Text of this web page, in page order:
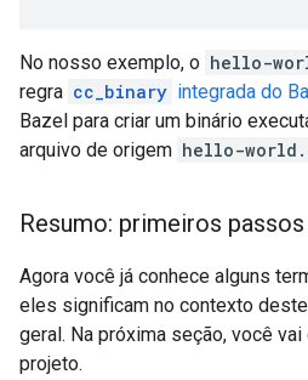
No nosso exemplo, o hello-
regra cc_binary integrada do
Bazel para criar um binário
arquivo de origem hello-
Resumo: primeiros passos
Agora você já conhece alguns
eles significam no contexto
geral. Na próxima seção, você
projeto.